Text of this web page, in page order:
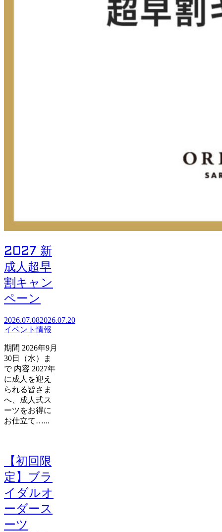
2027 新
成人超早
割キャン
ペーン
2026.07.082026.07.20
イベント情報
期間 2026年9月
30日（水）ま
で 内容 2027年
に成人を迎え
られる皆さま
へ、成人式ス
ーツをお得に
お仕立て…...
【初回限
定】ブラ
イダルオ
ーダース
ーツ